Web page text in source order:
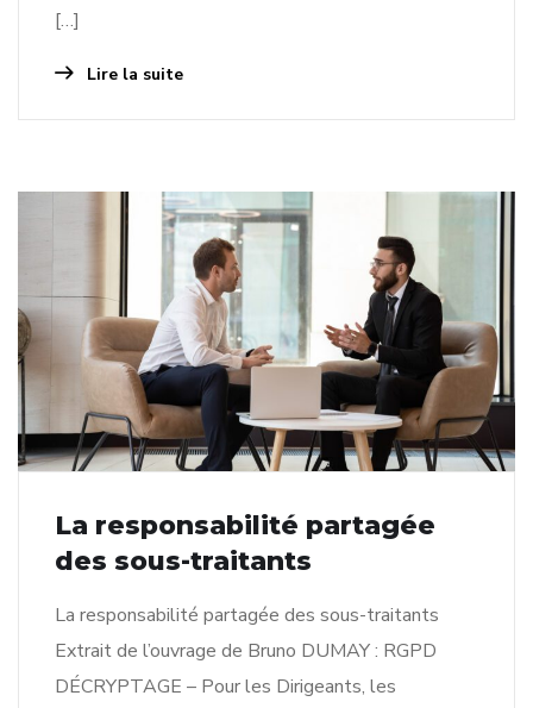
[…]
Lire la suite
La responsabilité partagée
des sous-traitants
La responsabilité partagée des sous-traitants
Extrait de l’ouvrage de Bruno DUMAY : RGPD
DÉCRYPTAGE – Pour les Dirigeants, les